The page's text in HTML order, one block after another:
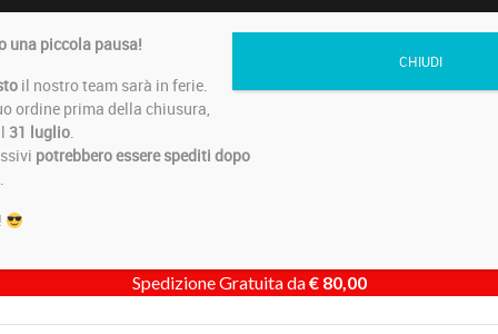
di MAMASTYLE SRL - Via VIII Strada, sn - 61032 Fano (PU) -
una piccola pausa!
il nostro team sarà in ferie.
ordine prima della chiusura,
31 luglio.
potrebbero essere spediti dopo
.
CHIUDI
Spedizione Gratuita da€80,00